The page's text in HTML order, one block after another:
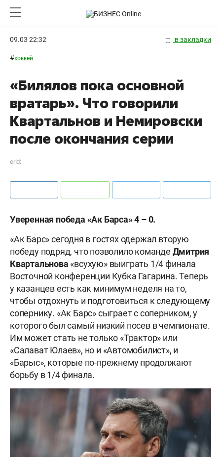
09.03 22:32 в закладки
#хоккей
«Билялов пока основной
вратарь». Что говорили
Квартальнов и Немировски
после окончания серии
erid:
Уверенная победа «Ак Барса» 4 – 0.
«Ак Барс» сегодня в гостях одержал вторую
победу подряд, что позволило команде Дмитрия
Квартальнова «всухую» выиграть 1/4 финала
Восточной конференции Кубка Гагарина. Теперь
у казанцев есть как минимум неделя на то,
чтобы отдохнуть и подготовиться к следующему
сопернику. «Ак Барс» сыграет с соперником, у
которого был самый низкий посев в чемпионате.
Им может стать не только «Трактор» или
«Салават Юлаев», но и «Автомобилист», и
«Барыс», которые по-прежнему продолжают
борьбу в 1/4 финала.